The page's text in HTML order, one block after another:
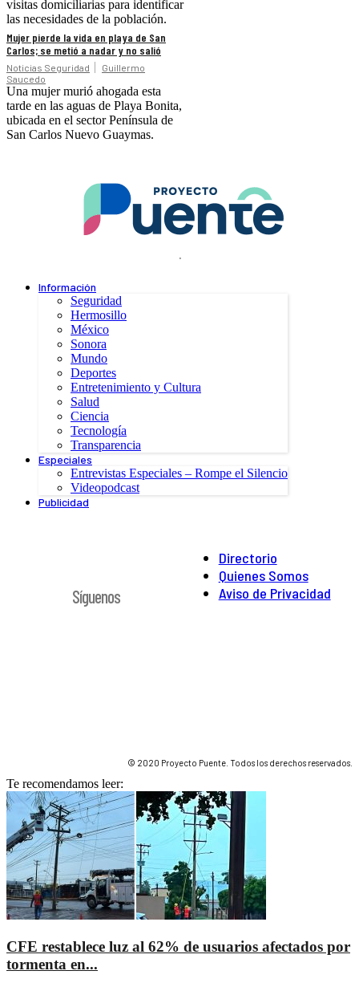
visitas domiciliarias para identificar
las necesidades de la población.
Mujer pierde la vida en playa de San
Carlos; se metió a nadar y no salió
Noticias Seguridad
Guillermo
Saucedo
Una mujer murió ahogada esta
tarde en las aguas de Playa Bonita,
ubicada en el sector Península de
San Carlos Nuevo Guaymas.
.
Información
Seguridad
Hermosillo
México
Sonora
Mundo
Deportes
Entretenimiento y Cultura
Salud
Ciencia
Tecnología
Transparencia
Especiales
Entrevistas Especiales – Rompe el Silencio
Videopodcast
Publicidad
Directorio
Quienes Somos
Aviso de Privacidad
Síguenos
© 2020 Proyecto Puente. Todos los derechos reservados.
Te recomendamos leer:
CFE restablece luz al 62% de usuarios afectados por
tormenta en...